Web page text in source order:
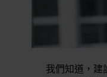
我們知道，建